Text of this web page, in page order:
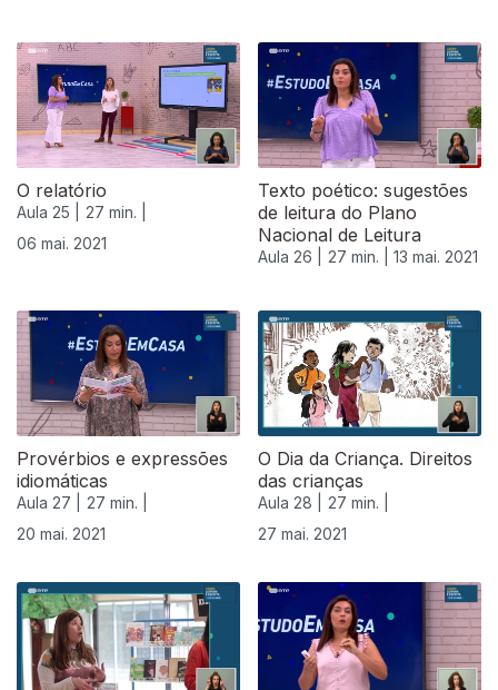
O relatório
Aula 25 |
27 min. |
06 mai. 2021
Texto poético: sugestões
de leitura do Plano
Nacional de Leitura
Aula 26 | 27 min. | 13 mai. 2021
Provérbios e expressões
idiomáticas
Aula 27 |
27 min. |
20 mai. 2021
O Dia da Criança. Direitos
das crianças
Aula 28 |
27 min. |
27 mai. 2021